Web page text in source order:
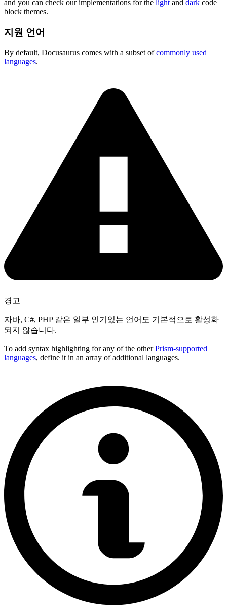
and you can check our implementations for the light and dark code
block themes.
지원 언어
By default, Docusaurus comes with a subset ofcommonly used
languages.
경고
자바, C#, PHP 같은 일부 인기있는 언어도 기본적으로 활성화
되지 않습니다.
To add syntax highlighting for any of the otherPrism-supported
languages, define it in an array of additional languages.